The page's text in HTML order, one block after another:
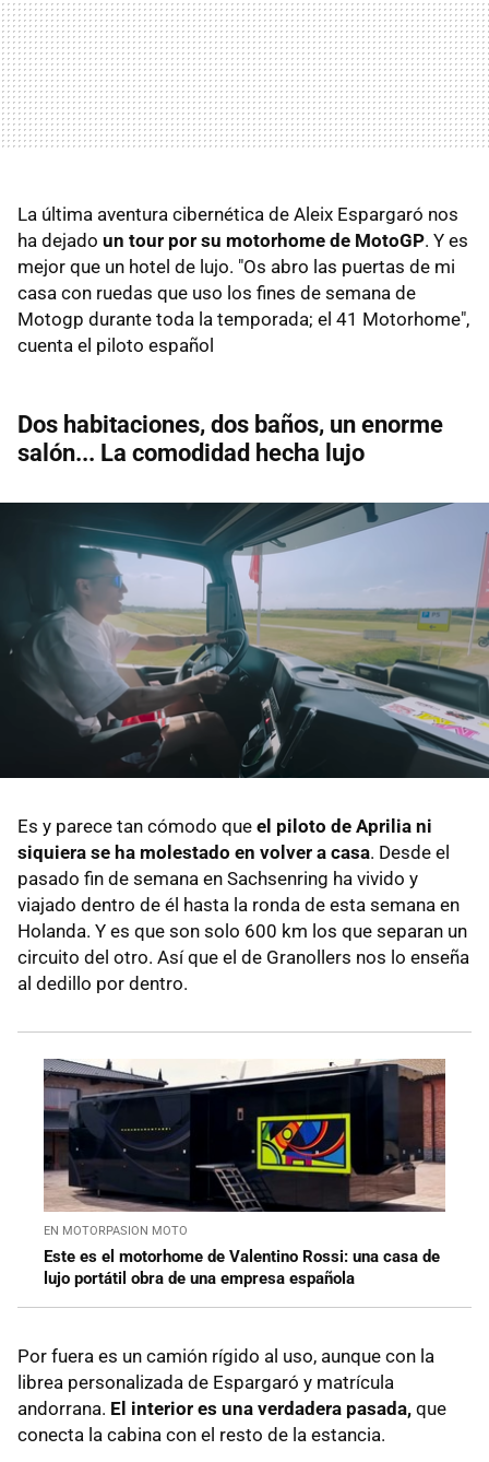
La última aventura cibernética de Aleix Espargaró nos
ha dejado un tour por su motorhome de MotoGP. Y es
mejor que un hotel de lujo. "Os abro las puertas de mi
casa con ruedas que uso los fines de semana de
Motogp durante toda la temporada; el 41 Motorhome",
cuenta el piloto español
Dos habitaciones, dos baños, un enorme
salón... La comodidad hecha lujo
Es y parece tan cómodo que el piloto de Aprilia ni
siquiera se ha molestado en volver a casa. Desde el
pasado fin de semana en Sachsenring ha vivido y
viajado dentro de él hasta la ronda de esta semana en
Holanda. Y es que son solo 600 km los que separan un
circuito del otro. Así que el de Granollers nos lo enseña
al dedillo por dentro.
EN MOTORPASION MOTO
Este es el motorhome de Valentino Rossi: una casa de
lujo portátil obra de una empresa española
Por fuera es un camión rígido al uso, aunque con la
librea personalizada de Espargaró y matrícula
andorrana. El interior es una verdadera pasada, que
conecta la cabina con el resto de la estancia.